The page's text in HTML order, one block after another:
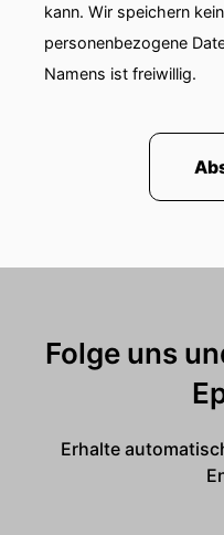
kann. Wir speichern
personenbezogene
Namens ist freiwillig.
Folge uns
Erhalte